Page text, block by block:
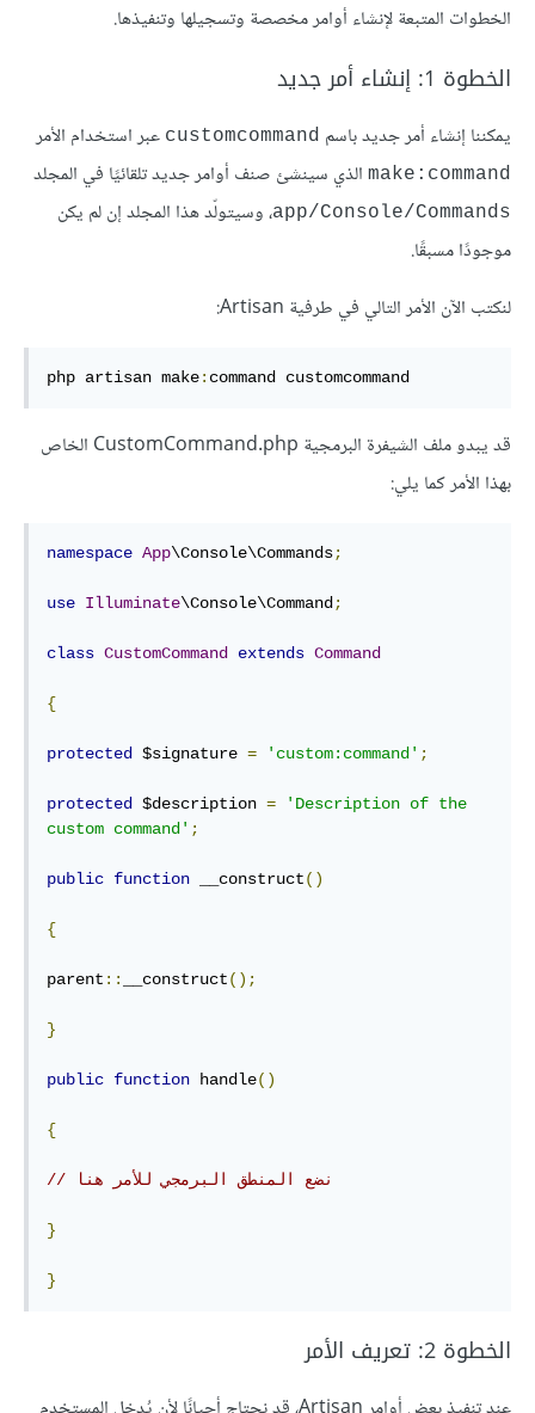
الخطوات المتبعة لإنشاء أوامر مخصصة وتسجيلها وتنفيذها.
الخطوة 1: إنشاء أمر جديد
يمكننا إنشاء أمر جديد باسم customcommand عبر استخدام الأمر
make:command الذي سينشئ صنف أوامر جديد تلقائيًا في المجلد
app/Console/Commands، وسيتولّد هذا المجلد إن لم يكن
موجودًا مسبقًا.
لنكتب الآن الأمر التالي في طرفية Artisan:
php artisan make: command customcommand
قد يبدو ملف الشيفرة البرمجية CustomCommand.php الخاص
بهذا الأمر كما يلي:
namespace App\Console\Commands;
use Illuminate\Console\Command;
class CustomCommand extends Command
{
protected $signature = 'custom:command' ;
protected $description =
'Description of the
custom command' ;
public function __construct()
{
parent :: __construct();
}
public function handle()
{
// نضع المنطق البرمجي للأمر هنا
}
}
الخطوة 2: تعريف الأمر